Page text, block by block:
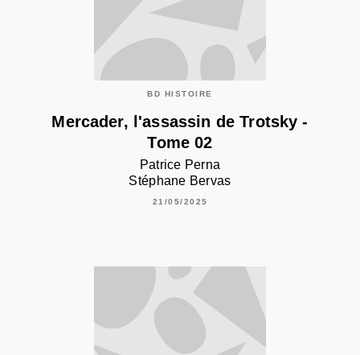
BD HISTOIRE
Mercader, l'assassin de Trotsky -
Tome 02
Patrice Perna
Stéphane Bervas
21/05/2025